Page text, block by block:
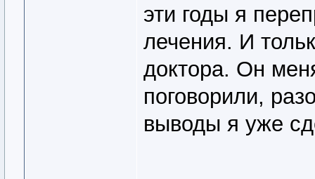
эти годы я
лечения. И
доктора. Он
поговорили,
выводы я уже